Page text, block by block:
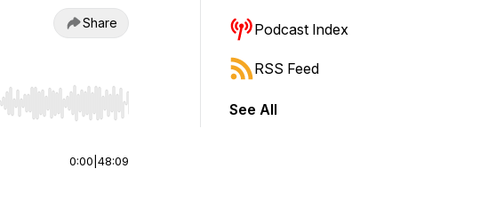
Share
to start or end. Hold shift to jump forward or backward.
0:00 48:09
Podcast Index
RSS Feed
See All